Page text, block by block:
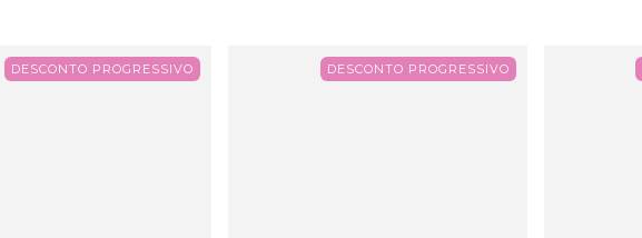
DESCONTO PROGRESSIVO DESCONTO PROGRESSIVO